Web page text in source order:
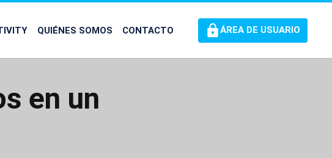
QUIÉNES SOMOS CONTACTO ÁREA DE USUARIO
en un